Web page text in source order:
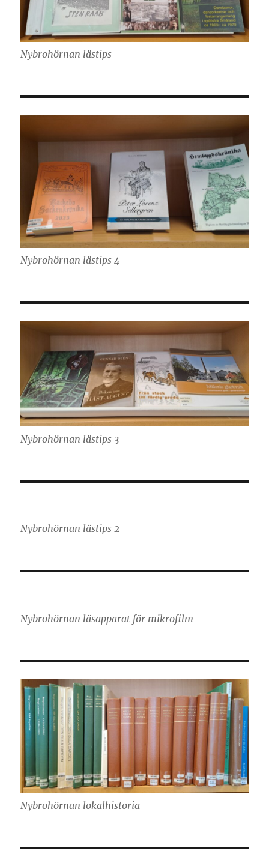
Nybrohörnan lästips
Nybrohörnan lästips 4
Nybrohörnan lästips 3
Nybrohörnan lästips 2
Nybrohörnan läsapparat för mikrofilm
Nybrohörnan lokalhistoria